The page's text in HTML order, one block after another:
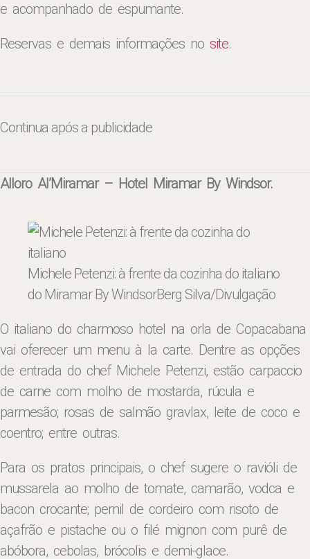
e acompanhado de espumante.
Reservas e demais informações no site.
Continua após a publicidade
Alloro Al’Miramar – Hotel Miramar By Windsor.
Michele Petenzi: à frente da cozinha do italiano
do Miramar By WindsorBerg Silva/Divulgação
O italiano do charmoso hotel na orla de Copacabana
vai oferecer um menu à la carte. Dentre as opções
de entrada do chef Michele Petenzi, estão carpaccio
de carne com molho de mostarda, rúcula e
parmesão; rosas de salmão gravlax, leite de coco e
coentro; entre outras.
Para os pratos principais, o chef sugere o ravióli de
mussarela ao molho de tomate, camarão, vodca e
bacon crocante; pernil de cordeiro com risoto de
açafrão e pistache ou o filé mignon com purê de
abóbora, cebolas, brócolis e demi-glace.